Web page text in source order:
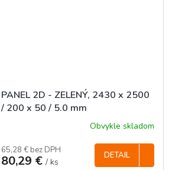
PANEL 2D - ZELENÝ, 2430 x 2500
/ 200 x 50 / 5.0 mm
Obvykle skladom
65,28 € bez DPH
80,29 €/ ks
DETAIL